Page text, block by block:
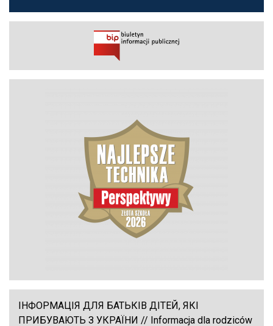
ІНФОРМАЦІЯ ДЛЯ БАТЬКІВ ДІТЕЙ, ЯКІ
ПРИБУВАЮТЬ З УКРАЇНИ // Informacja dla rodziców